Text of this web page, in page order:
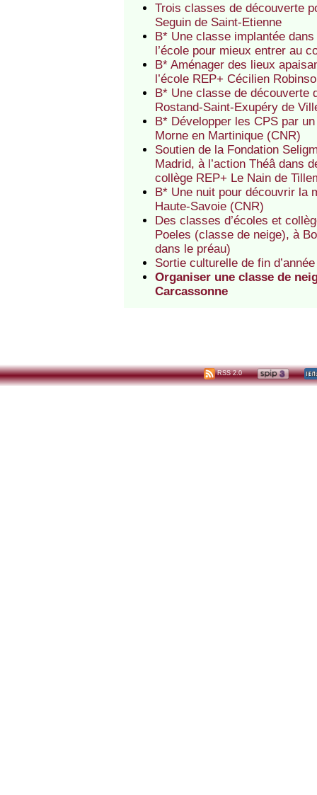
Trois classes de découverte
Seguin de Saint-Etienne
B* Une classe implantée
l’école pour mieux entrer au
B* Aménager des lieux
l’école REP+ Cécilien
B* Une classe de découverte
Rostand-Saint-Exupéry de
B* Développer les CPS par
Morne en Martinique (CNR)
Soutien de la Fondation
Madrid, à l’action Théâ dans
collège REP+ Le Nain de
B* Une nuit pour découvrir la
Haute-Savoie (CNR)
Des classes d’écoles et
Poeles (classe de neige), à
dans le préau)
Sortie culturelle de fin
Organiser une classe de
Carcassonne
RSS 2.0